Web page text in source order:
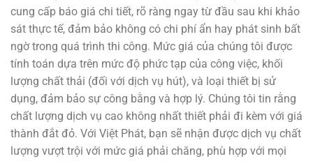
cung cấp báo giá chi tiết, rõ ràng ngay từ đầu sau khi khảo
sát thực tế, đảm bảo không có chi phí ẩn hay phát sinh bất
ngờ trong quá trình thi công. Mức giá của chúng tôi được
tính toán dựa trên mức độ phức tạp của công việc, khối
lượng chất thải (đối với dịch vụ hút), và loại thiết bị sử
dụng, đảm bảo sự công bằng và hợp lý. Chúng tôi tin rằng
chất lượng dịch vụ cao không nhất thiết phải đi kèm với giá
thành đắt đỏ. Với Việt Phát, bạn sẽ nhận được dịch vụ chất
lượng vượt trội với mức giá phải chăng, phù hợp với mọi